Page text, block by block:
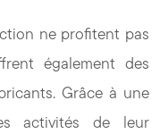
ne profitent pas
également des
Grâce à une
activités de leur